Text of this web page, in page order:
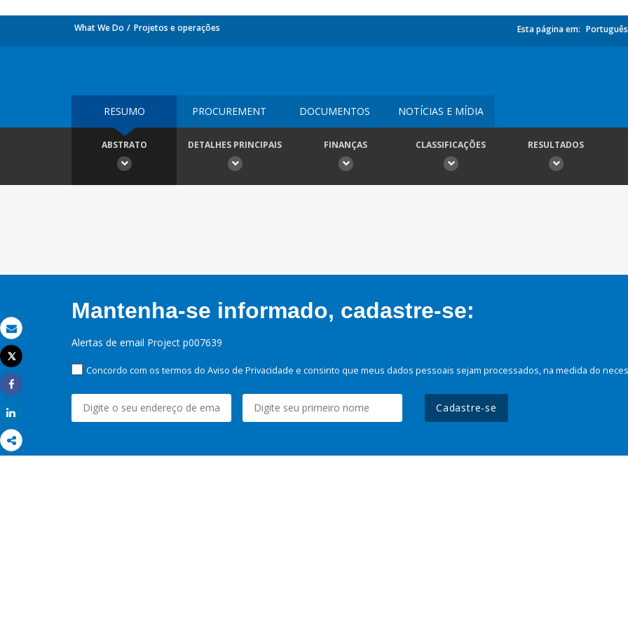
Email
Imprimir
Tweet
Share
What We Do Projetos e operações Esta página em: Português
RESUMO PROCUREMENT DOCUMENTOS NOTÍCIAS E MÍDIA
ABSTRATO DETALHES PRINCIPAIS FINANÇAS CLASSIFICAÇÕES RESULTADOS
Mantenha-se informado, cadastre-se:
Alertas de email Project p007639
Concordo com os termos do Aviso de Privacidade e consinto que meus dados pessoais sejam processados, na medida do
Cadastre-se